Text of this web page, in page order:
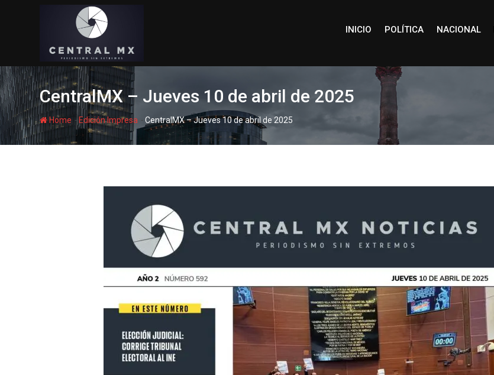
INICIO POLÍTICA NACIONAL
CentralMX – Jueves 10 de abril de 2025
Home - Edición Impresa -CentralMX – Jueves 10 de abril de 2025